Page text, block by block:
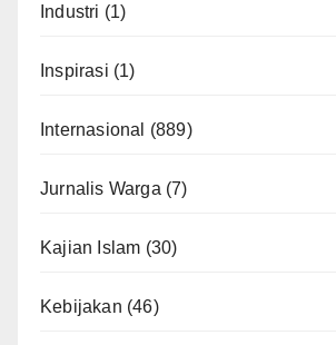
Industri (1)
Inspirasi (1)
Internasional (889)
Jurnalis Warga (7)
Kajian Islam (30)
Kebijakan (46)